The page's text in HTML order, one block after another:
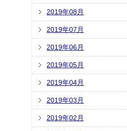
2019年08月
2019年07月
2019年06月
2019年05月
2019年04月
2019年03月
2019年02月